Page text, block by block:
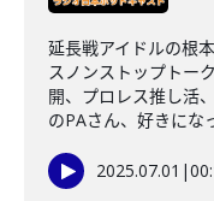
延長戦アイドルの根
スノンストップトー
開、プロレス推し活
のPAさん、好きにな
2025.07.01 |